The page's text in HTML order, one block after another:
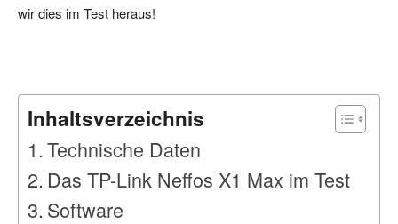
wir dies im Test heraus!
Inhaltsverzeichnis
Technische Daten
Das TP-Link Neffos X1 Max im Test
Software